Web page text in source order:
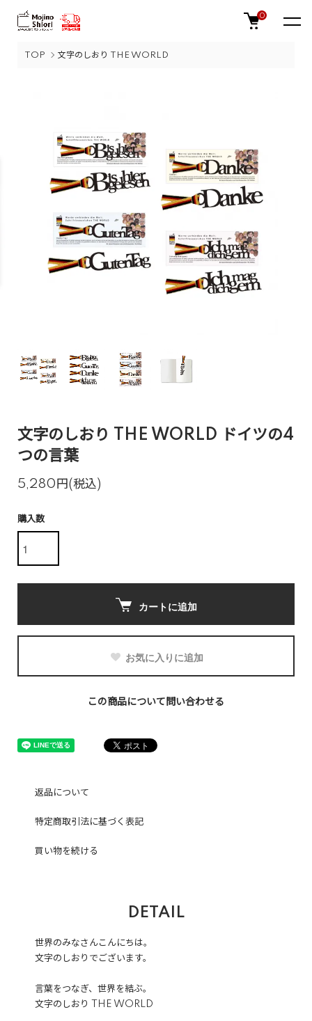
0
TOP 文字のしおり THE WORLD
文字のしおり THE WORLD ドイツの4
つの言葉
5,280円(税込)
購入数
カートに追加
お気に入りに追加
この商品について問い合わせる
返品について
特定商取引法に基づく表記
買い物を続ける
DETAIL
世界のみなさんこんにちは。
文字のしおりでございます。
言葉をつなぎ、世界を結ぶ。
文字のしおり THE WORLD